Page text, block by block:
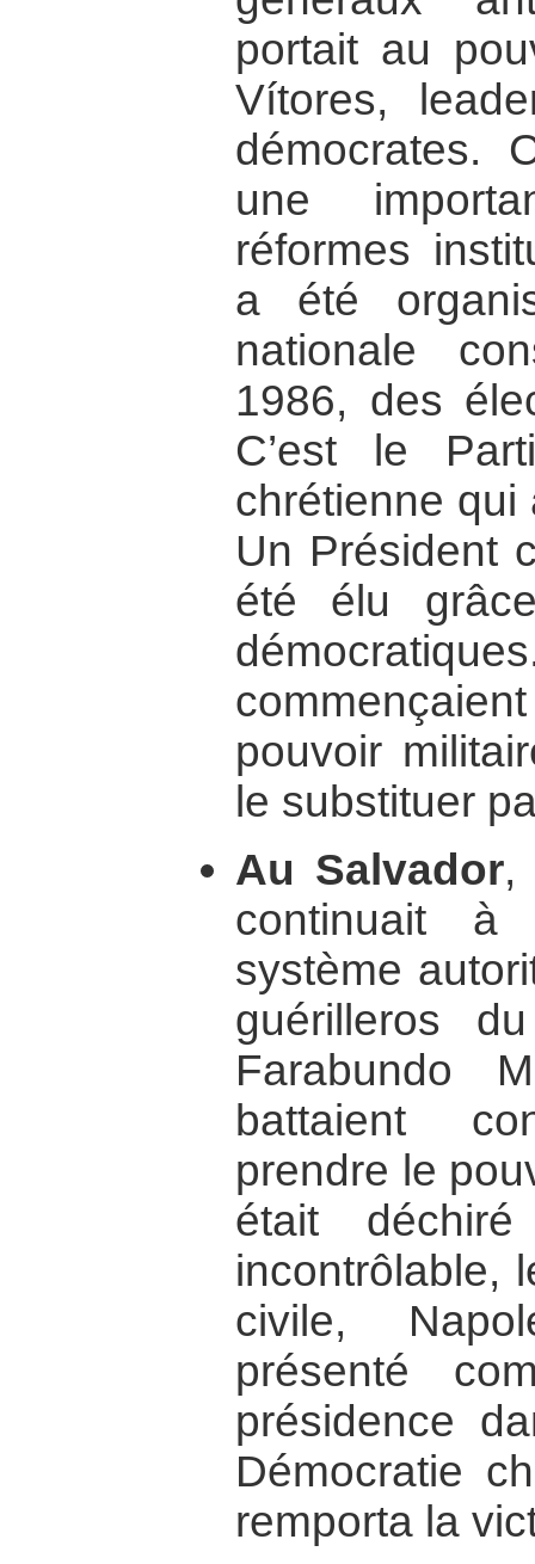
portait au
Vítores,
démocrates.
une
réformes
a été
nationale
1986, des
C’est le
chrétienne qui
Un Président
été élu
pouvoir
le substituer
Au Salvador,
continuait à
système
guérilleros
Farabundo
battaient
prendre le
était
incontrôlable,
civile,
présenté
présidence
Démocratie
remporta la